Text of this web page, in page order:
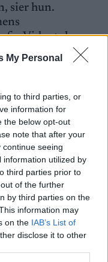
My Personal
to third parties, or
information for
the below opt-out
note that after your
seeing
information utilized by
third parties prior to
of the further
by third parties on the
information may
on the IAB’s List of
disclose it to other
sier hun.
fra Vidar tok
løpet.
KJELL-ERIK
i flere klasser i
Tildheim
med
løypa.
Senay
Men
på halvmaraton på